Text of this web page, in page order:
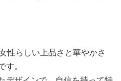
性らしい上品さと華やかさ
。